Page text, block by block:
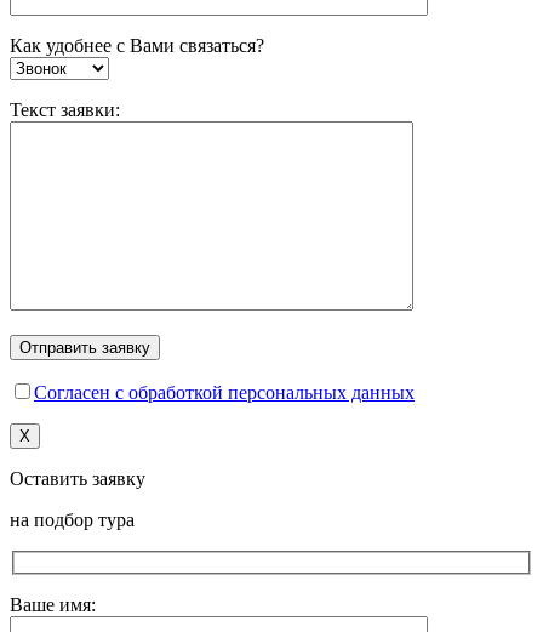
Как удобнее с Вами связаться?
Текст заявки:
Согласен с обработкой персональных данных
X
Оставить заявку
на подбор тура
Ваше имя: